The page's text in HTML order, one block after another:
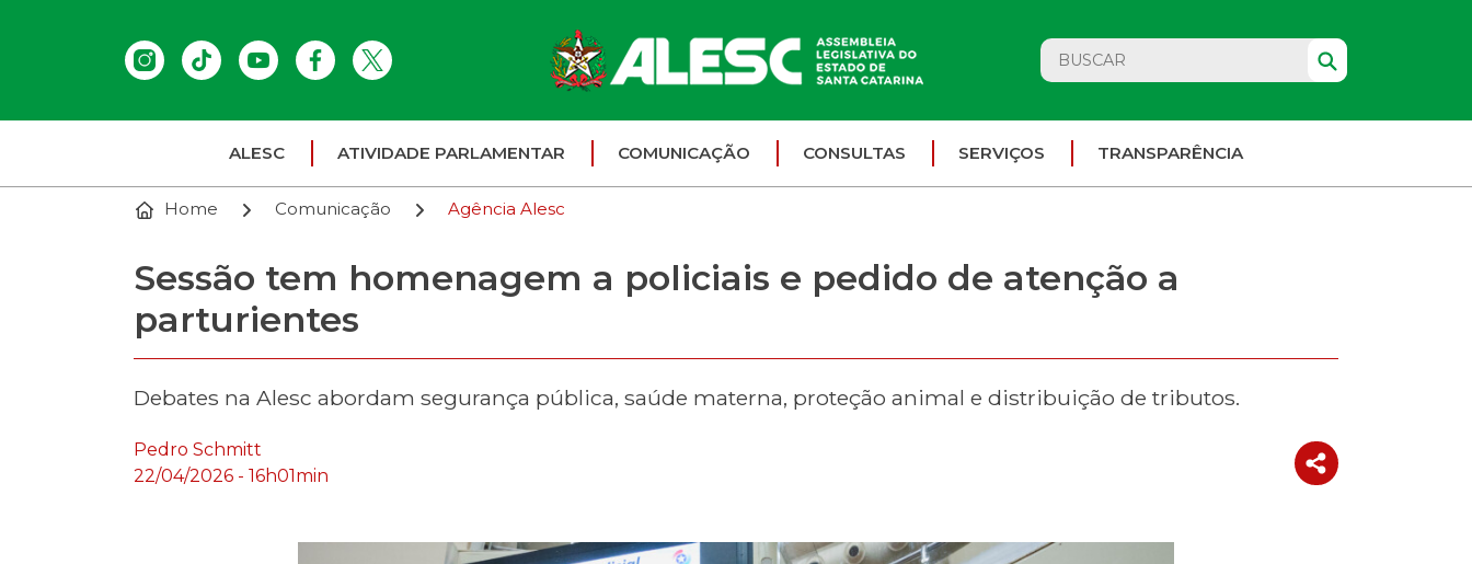
ALESC ATIVIDADE PARLAMENTAR COMUNICAÇÃO CONSULTAS SERVIÇOS TRANSPARÊNCIA
Home Comunicação Agência Alesc
Sessão tem homenagem a policiais e pedido de atenção a
parturientes
Debates na Alesc abordam segurança pública, saúde materna, proteção animal e distribuição de tributos.
Pedro Schmitt
22/04/2026 - 16h01min